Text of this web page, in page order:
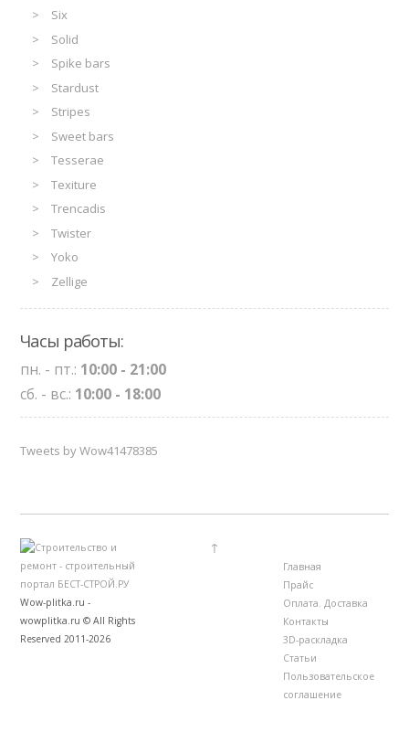
Six
Solid
Spike bars
Stardust
Stripes
Sweet bars
Tesserae
Texiture
Trencadis
Twister
Yoko
Zellige
Часы работы:
пн. - пт.: 10:00 - 21:00
сб. - вс.: 10:00 - 18:00
Tweets by Wow41478385
Wow-plitka.ru -
wowplitka.ru © All Rights
Reserved 2011-2026
↑
Главная
Прайс
Оплата. Доставка
Контакты
3D-раскладка
Статьи
Пользовательское
соглашение